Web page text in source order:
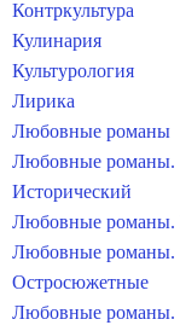
Контркультура
Кулинария
Культурология
Лирика
Любовные романы
Любовные романы.
Исторический
Любовные романы.
Любовные романы.
Остросюжетные
Любовные романы.